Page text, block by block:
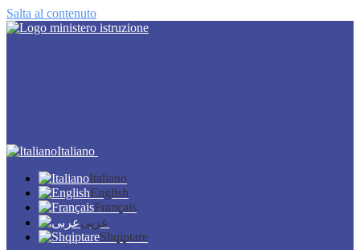
Salta al contenuto
Italiano
Italiano
English
Français
عربى
Shqiptare